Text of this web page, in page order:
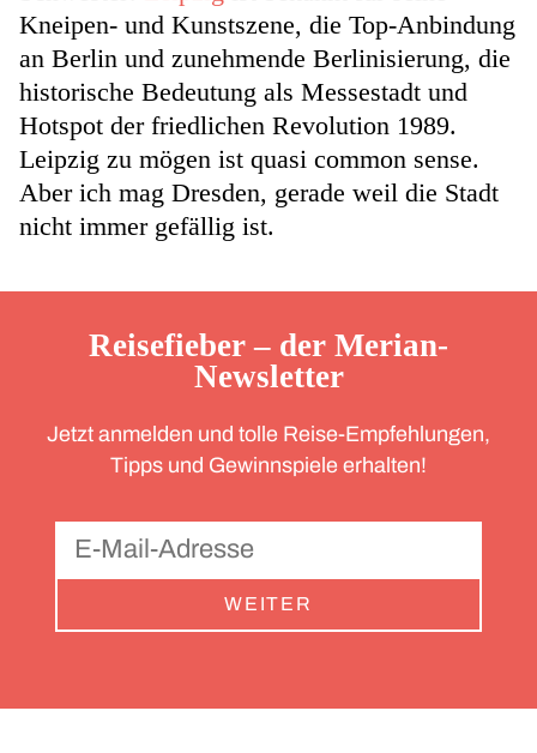
Kneipen- und Kunstszene, die Top-Anbindung
an Berlin und zunehmende Berlinisierung, die
historische Bedeutung als Messestadt und
Hotspot der friedlichen Revolution 1989.
Leipzig zu mögen ist quasi common sense.
Aber ich mag Dresden, gerade weil die Stadt
nicht immer gefällig ist.
Reisefieber – der Merian-
Newsletter
Jetzt anmelden und tolle Reise-Empfehlungen,
Tipps und Gewinnspiele erhalten!
WEITER